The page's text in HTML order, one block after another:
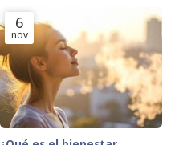
6
nov